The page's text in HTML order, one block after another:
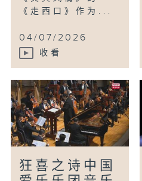
漫步街上 Quando
别君叹
秋风词
相对无语 Lippen
饮酒歌 Libiamo
《走西口》作为...
04/07/2026
收看
狂喜之诗中国